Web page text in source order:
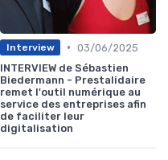
Interview • 03/06/2025
INTERVIEW de Sébastien
Biedermann - Prestalidaire
remet l'outil numérique au
service des entreprises afin
de faciliter leur
digitalisation